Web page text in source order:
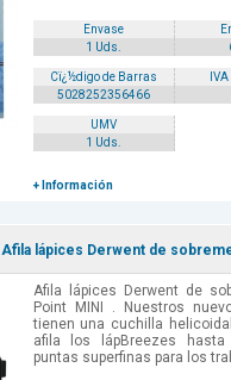
Envase
1 Uds.
Cï¿½digo de Barras
5028252356466
UMV
1 Uds.
+ Información
Afila lápices Derwent de
Afila lápices Derwent de
Point MINI . Nuestros
tienen una cuchilla
afila los lápBreezes hasta
puntas superfinas para los